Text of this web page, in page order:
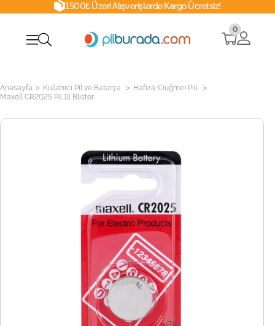
1500₺ Üzeri Alışverişlerde Kargo Ücretsiz!
0
Anasayfa > Kullanıcı Pil ve Batarya > Hafıza (Düğme) Pili >
Maxell CR2025 Pil 1li Blister